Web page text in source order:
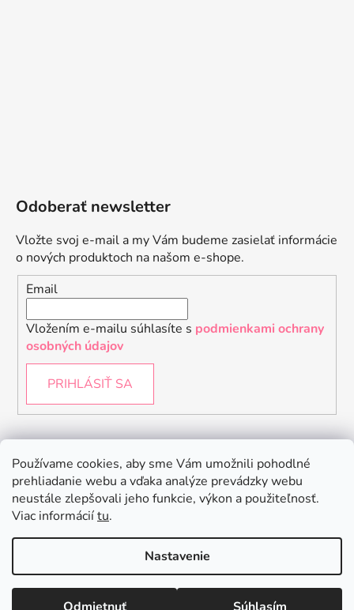
Používame cookies, aby sme Vám umožnili pohodlné
prehliadanie webu a vďaka analýze prevádzky webu
neustále zlepšovali jeho funkcie, výkon a použiteľnosť.
Viac informáciítu.
Nastavenie
Odoberať newsletter
Vložte svoj e-mail a my Vám budeme zasielať informácie
o nových produktoch na našom e-shope.
Email
Vložením e-mailu súhlasíte s podmienkami ochrany
osobných údajov
PRIHLÁSIŤ SA
Instagram